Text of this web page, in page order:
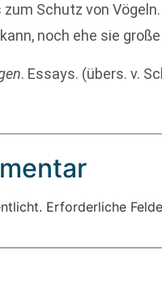
Schutz von
noch ehe sie
. Essays. (übers. v.
Erforderliche